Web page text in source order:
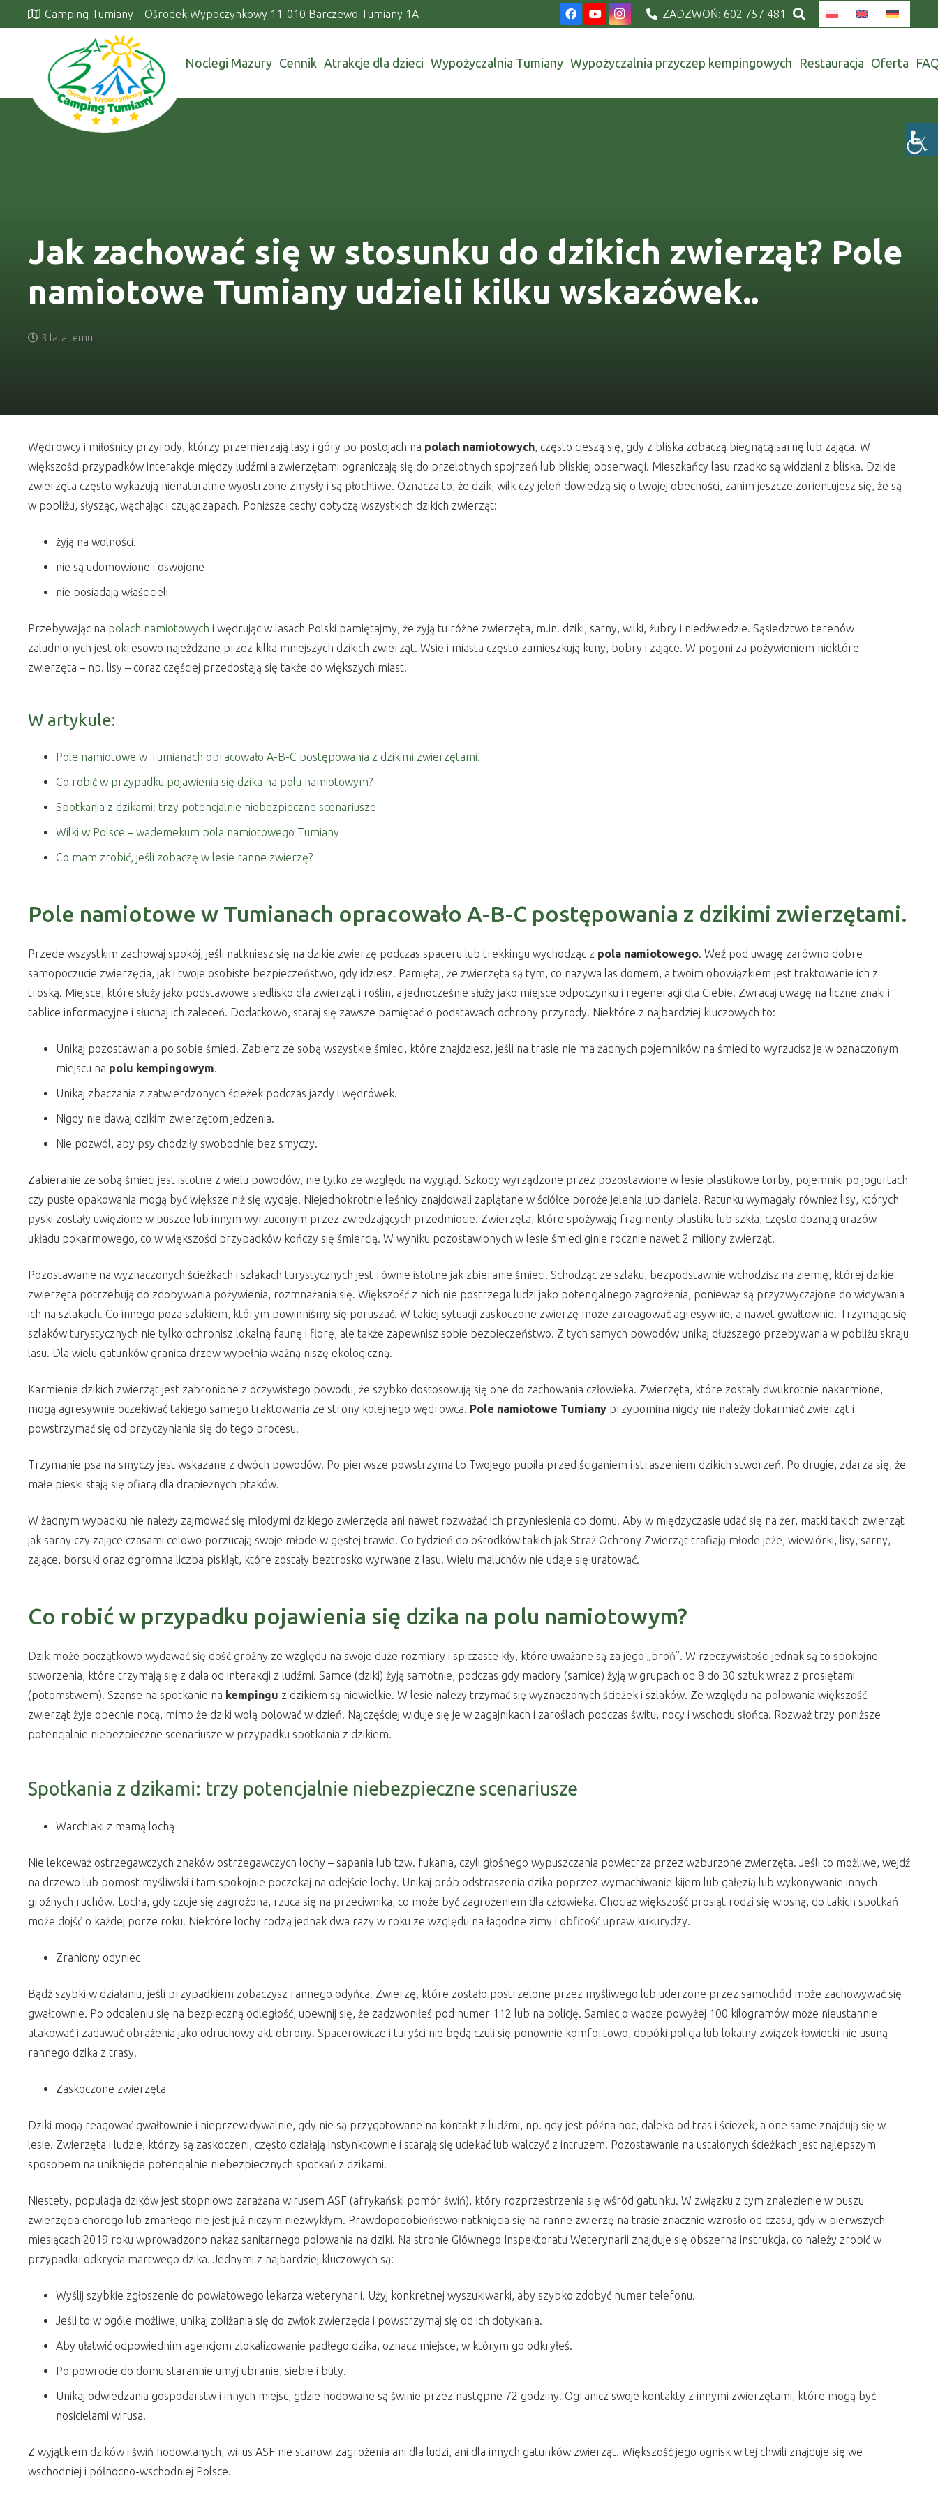
Camping Tumiany – Ośrodek Wypoczynkowy 11-010 Barczewo Tumiany 1A ZADZWOŃ: 602 757 481
Noclegi Mazury Cennik Atrakcje dla dzieci Wypożyczalnia Tumiany Wypożyczalnia przyczep kempingowych Restauracja Oferta
Jak zachować się w stosunku do dzikich zwierząt? Pole
namiotowe Tumiany udzieli kilku wskazówek..
3 lata temu
Wędrowcy i miłośnicy przyrody, którzy przemierzają lasy i góry po postojach na polach namiotowych, często cieszą się, gdy z bliska zobaczą biegnącą sarnę lub zająca. W
większości przypadków interakcje między ludźmi a zwierzętami ograniczają się do przelotnych spojrzeń lub bliskiej obserwacji. Mieszkańcy lasu rzadko są widziani z bliska. Dzikie
zwierzęta często wykazują nienaturalnie wyostrzone zmysły i są płochliwe. Oznacza to, że dzik, wilk czy jeleń dowiedzą się o twojej obecności, zanim jeszcze zorientujesz się, że są
w pobliżu, słysząc, wąchając i czując zapach. Poniższe cechy dotyczą wszystkich dzikich zwierząt:
żyją na wolności.
nie są udomowione i oswojone
nie posiadają właścicieli
Przebywając na polach namiotowych i wędrując w lasach Polski pamiętajmy, że żyją tu różne zwierzęta, m.in. dziki, sarny, wilki, żubry i niedźwiedzie. Sąsiedztwo terenów
zaludnionych jest okresowo najeżdżane przez kilka mniejszych dzikich zwierząt. Wsie i miasta często zamieszkują kuny, bobry i zające. W pogoni za pożywieniem niektóre
zwierzęta – np. lisy – coraz częściej przedostają się także do większych miast.
W artykule:
Pole namiotowe w Tumianach opracowało A-B-C postępowania z dzikimi zwierzętami.
Co robić w przypadku pojawienia się dzika na polu namiotowym?
Spotkania z dzikami: trzy potencjalnie niebezpieczne scenariusze
Wilki w Polsce – wademekum pola namiotowego Tumiany
Co mam zrobić, jeśli zobaczę w lesie ranne zwierzę?
Pole namiotowe w Tumianach opracowało A-B-C postępowania z dzikimi zwierzętami.
Przede wszystkim zachowaj spokój, jeśli natkniesz się na dzikie zwierzę podczas spaceru lub trekkingu wychodząc z pola namiotowego. Weź pod uwagę zarówno dobre
samopoczucie zwierzęcia, jak i twoje osobiste bezpieczeństwo, gdy idziesz. Pamiętaj, że zwierzęta są tym, co nazywa las domem, a twoim obowiązkiem jest traktowanie ich z
troską. Miejsce, które służy jako podstawowe siedlisko dla zwierząt i roślin, a jednocześnie służy jako miejsce odpoczynku i regeneracji dla Ciebie. Zwracaj uwagę na liczne znaki i
tablice informacyjne i słuchaj ich zaleceń. Dodatkowo, staraj się zawsze pamiętać o podstawach ochrony przyrody. Niektóre z najbardziej kluczowych to:
Unikaj pozostawiania po sobie śmieci. Zabierz ze sobą wszystkie śmieci, które znajdziesz, jeśli na trasie nie ma żadnych pojemników na śmieci to wyrzucisz je w oznaczonym
miejscu na polu kempingowym.
Unikaj zbaczania z zatwierdzonych ścieżek podczas jazdy i wędrówek.
Nigdy nie dawaj dzikim zwierzętom jedzenia.
Nie pozwól, aby psy chodziły swobodnie bez smyczy.
Zabieranie ze sobą śmieci jest istotne z wielu powodów, nie tylko ze względu na wygląd. Szkody wyrządzone przez pozostawione w lesie plastikowe torby, pojemniki po jogurtach
czy puste opakowania mogą być większe niż się wydaje. Niejednokrotnie leśnicy znajdowali zaplątane w ściółce poroże jelenia lub daniela. Ratunku wymagały również lisy, których
pyski zostały uwięzione w puszce lub innym wyrzuconym przez zwiedzających przedmiocie. Zwierzęta, które spożywają fragmenty plastiku lub szkła, często doznają urazów
układu pokarmowego, co w większości przypadków kończy się śmiercią. W wyniku pozostawionych w lesie śmieci ginie rocznie nawet 2 miliony zwierząt.
Pozostawanie na wyznaczonych ścieżkach i szlakach turystycznych jest równie istotne jak zbieranie śmieci. Schodząc ze szlaku, bezpodstawnie wchodzisz na ziemię, której dzikie
zwierzęta potrzebują do zdobywania pożywienia, rozmnażania się. Większość z nich nie postrzega ludzi jako potencjalnego zagrożenia, ponieważ są przyzwyczajone do widywania
ich na szlakach. Co innego poza szlakiem, którym powinniśmy się poruszać. W takiej sytuacji zaskoczone zwierzę może zareagować agresywnie, a nawet gwałtownie. Trzymając się
szlaków turystycznych nie tylko ochronisz lokalną faunę i florę, ale także zapewnisz sobie bezpieczeństwo. Z tych samych powodów unikaj dłuższego przebywania w pobliżu skraju
lasu. Dla wielu gatunków granica drzew wypełnia ważną niszę ekologiczną.
Karmienie dzikich zwierząt jest zabronione z oczywistego powodu, że szybko dostosowują się one do zachowania człowieka. Zwierzęta, które zostały dwukrotnie nakarmione,
mogą agresywnie oczekiwać takiego samego traktowania ze strony kolejnego wędrowca. Pole namiotowe Tumiany przypomina nigdy nie należy dokarmiać zwierząt i
powstrzymać się od przyczyniania się do tego procesu!
Trzymanie psa na smyczy jest wskazane z dwóch powodów. Po pierwsze powstrzyma to Twojego pupila przed ściganiem i straszeniem dzikich stworzeń. Po drugie, zdarza się, że
małe pieski stają się ofiarą dla drapieżnych ptaków.
W żadnym wypadku nie należy zajmować się młodymi dzikiego zwierzęcia ani nawet rozważać ich przyniesienia do domu. Aby w międzyczasie udać się na żer, matki takich zwierząt
jak sarny czy zające czasami celowo porzucają swoje młode w gęstej trawie. Co tydzień do ośrodków takich jak Straż Ochrony Zwierząt trafiają młode jeże, wiewiórki, lisy, sarny,
zające, borsuki oraz ogromna liczba piskląt, które zostały beztrosko wyrwane z lasu. Wielu maluchów nie udaje się uratować.
Co robić w przypadku pojawienia się dzika na polu namiotowym?
Dzik może początkowo wydawać się dość groźny ze względu na swoje duże rozmiary i spiczaste kły, które uważane są za jego „broń”. W rzeczywistości jednak są to spokojne
stworzenia, które trzymają się z dala od interakcji z ludźmi. Samce (dziki) żyją samotnie, podczas gdy maciory (samice) żyją w grupach od 8 do 30 sztuk wraz z prosiętami
(potomstwem). Szanse na spotkanie na kempingu z dzikiem są niewielkie. W lesie należy trzymać się wyznaczonych ścieżek i szlaków. Ze względu na polowania większość
zwierząt żyje obecnie nocą, mimo że dziki wolą polować w dzień. Najczęściej widuje się je w zagajnikach i zaroślach podczas świtu, nocy i wschodu słońca. Rozważ trzy poniższe
potencjalnie niebezpieczne scenariusze w przypadku spotkania z dzikiem.
Spotkania z dzikami: trzy potencjalnie niebezpieczne scenariusze
Warchlaki z mamą lochą
Nie lekceważ ostrzegawczych znaków ostrzegawczych lochy – sapania lub tzw. fukania, czyli głośnego wypuszczania powietrza przez wzburzone zwierzęta. Jeśli to możliwe, wejdź
na drzewo lub pomost myśliwski i tam spokojnie poczekaj na odejście lochy. Unikaj prób odstraszenia dzika poprzez wymachiwanie kijem lub gałęzią lub wykonywanie innych
groźnych ruchów. Locha, gdy czuje się zagrożona, rzuca się na przeciwnika, co może być zagrożeniem dla człowieka. Chociaż większość prosiąt rodzi się wiosną, do takich spotkań
może dojść o każdej porze roku. Niektóre lochy rodzą jednak dwa razy w roku ze względu na łagodne zimy i obfitość upraw kukurydzy.
Zraniony odyniec
Bądź szybki w działaniu, jeśli przypadkiem zobaczysz rannego odyńca. Zwierzę, które zostało postrzelone przez myśliwego lub uderzone przez samochód może zachowywać się
gwałtownie. Po oddaleniu się na bezpieczną odległość, upewnij się, że zadzwoniłeś pod numer 112 lub na policję. Samiec o wadze powyżej 100 kilogramów może nieustannie
atakować i zadawać obrażenia jako odruchowy akt obrony. Spacerowicze i turyści nie będą czuli się ponownie komfortowo, dopóki policja lub lokalny związek łowiecki nie usuną
rannego dzika z trasy.
Zaskoczone zwierzęta
Dziki mogą reagować gwałtownie i nieprzewidywalnie, gdy nie są przygotowane na kontakt z ludźmi, np. gdy jest późna noc, daleko od tras i ścieżek, a one same znajdują się w
lesie. Zwierzęta i ludzie, którzy są zaskoczeni, często działają instynktownie i starają się uciekać lub walczyć z intruzem. Pozostawanie na ustalonych ścieżkach jest najlepszym
sposobem na uniknięcie potencjalnie niebezpiecznych spotkań z dzikami.
Niestety, populacja dzików jest stopniowo zarażana wirusem ASF (afrykański pomór świń), który rozprzestrzenia się wśród gatunku. W związku z tym znalezienie w buszu
zwierzęcia chorego lub zmarłego nie jest już niczym niezwykłym. Prawdopodobieństwo natknięcia się na ranne zwierzę na trasie znacznie wzrosło od czasu, gdy w pierwszych
miesiącach 2019 roku wprowadzono nakaz sanitarnego polowania na dziki. Na stronie Głównego Inspektoratu Weterynarii znajduje się obszerna instrukcja, co należy zrobić w
przypadku odkrycia martwego dzika. Jednymi z najbardziej kluczowych są:
Wyślij szybkie zgłoszenie do powiatowego lekarza weterynarii. Użyj konkretnej wyszukiwarki, aby szybko zdobyć numer telefonu.
Jeśli to w ogóle możliwe, unikaj zbliżania się do zwłok zwierzęcia i powstrzymaj się od ich dotykania.
Aby ułatwić odpowiednim agencjom zlokalizowanie padłego dzika, oznacz miejsce, w którym go odkryłeś.
Po powrocie do domu starannie umyj ubranie, siebie i buty.
Unikaj odwiedzania gospodarstw i innych miejsc, gdzie hodowane są świnie przez następne 72 godziny. Ogranicz swoje kontakty z innymi zwierzętami, które mogą być
nosicielami wirusa.
Z wyjątkiem dzików i świń hodowlanych, wirus ASF nie stanowi zagrożenia ani dla ludzi, ani dla innych gatunków zwierząt. Większość jego ognisk w tej chwili znajduje się we
wschodniej i północno-wschodniej Polsce.